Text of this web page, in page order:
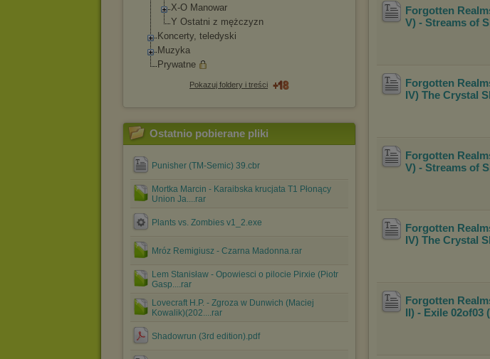
prosimy o opuszczenie serwisu
Wykorzystanie plików cookies
będzie dopasowana do Twoich
wyświetlona przypadkowo.
Istnieje możliwość zmiany
sposób uniemożliwiający
dokonując odpowiednich zmian
Pełną informację na ten
X-O Manowar
Y Ostatni z mężczyzn
Koncerty, teledyski
Muzyka
Prywatne
Pokazuj foldery i treści
Ostatnio pobierane pliki
Punisher (TM-Semic) 39.cbr
Mortka Marcin - Karaibska krucjata T1 Płonący
Union Ja....rar
Plants vs. Zombies v1_2.exe
Mróz Remigiusz - Czarna Madonna.rar
Lem Stanisław - Opowiesci o pilocie Pirxie (Piotr
Gasp....rar
Lovecraft H.P. - Zgroza w Dunwich (Maciej
Kowalik)(202....rar
Shadowrun (3rd edition).pdf
Forgotten
V) - Streams of
Forgotten
IV) The Crystal
Forgotten
V) - Streams of
Forgotten
IV) The Crystal
Forgotten
II) - Exile